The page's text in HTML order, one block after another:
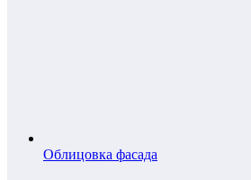
Облицовка фасада